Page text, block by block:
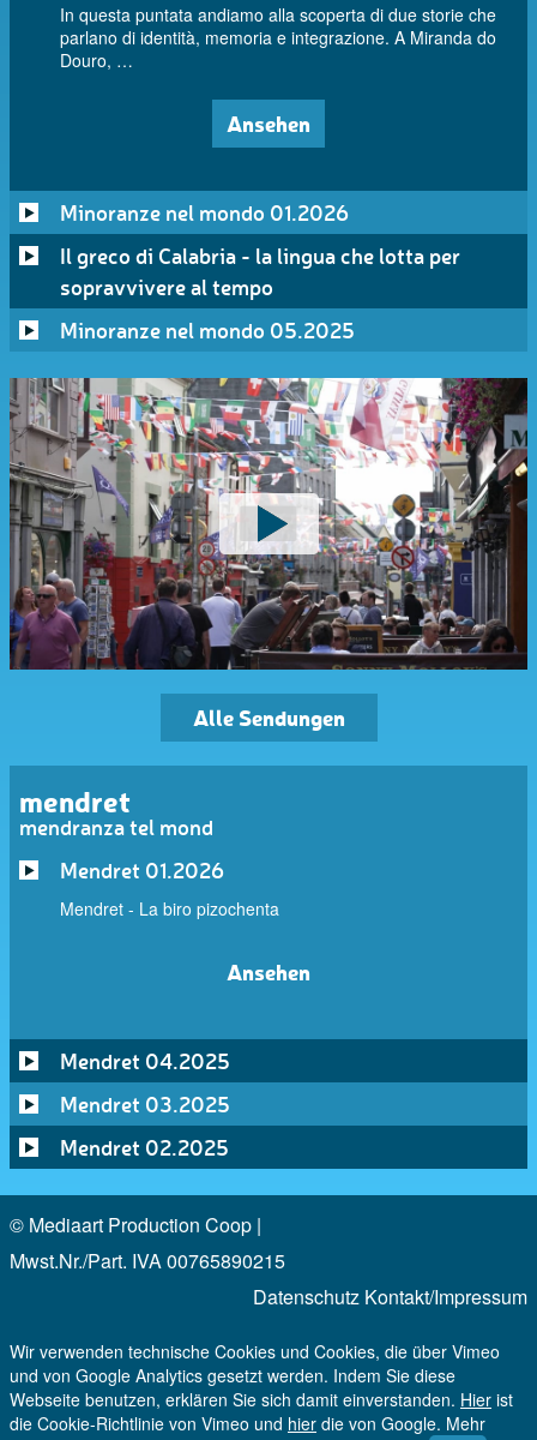
In questa puntata andiamo alla scoperta di due storie che
parlano di identità, memoria e integrazione. A Miranda do
Douro, …
Ansehen
Minoranze nel mondo 01.2026
Il greco di Calabria - la lingua che lotta per
sopravvivere al tempo
Minoranze nel mondo 05.2025
Alle Sendungen
mendret
mendranza tel mond
Mendret 01.2026
Mendret - La biro pizochenta
Ansehen
Mendret 04.2025
Mendret 03.2025
Mendret 02.2025
© Mediaart Production Coop |
Mwst.Nr./Part. IVA 00765890215
Datenschutz Kontakt/Impressum
Wir verwenden technische Cookies und Cookies, die über Vimeo
und von Google Analytics gesetzt werden. Indem Sie diese
Webseite benutzen, erklären Sie sich damit einverstanden. Hier ist
die Cookie-Richtlinie von Vimeo und hier die von Google. Mehr